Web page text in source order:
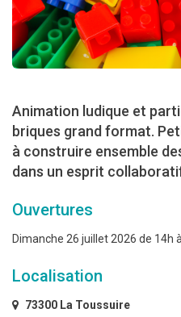
Animation ludique et
briques grand format.
à construire ensemble
dans un esprit
Ouvertures
Dimanche 26 juillet 2026 de 14h
Localisation
73300 La Toussuire